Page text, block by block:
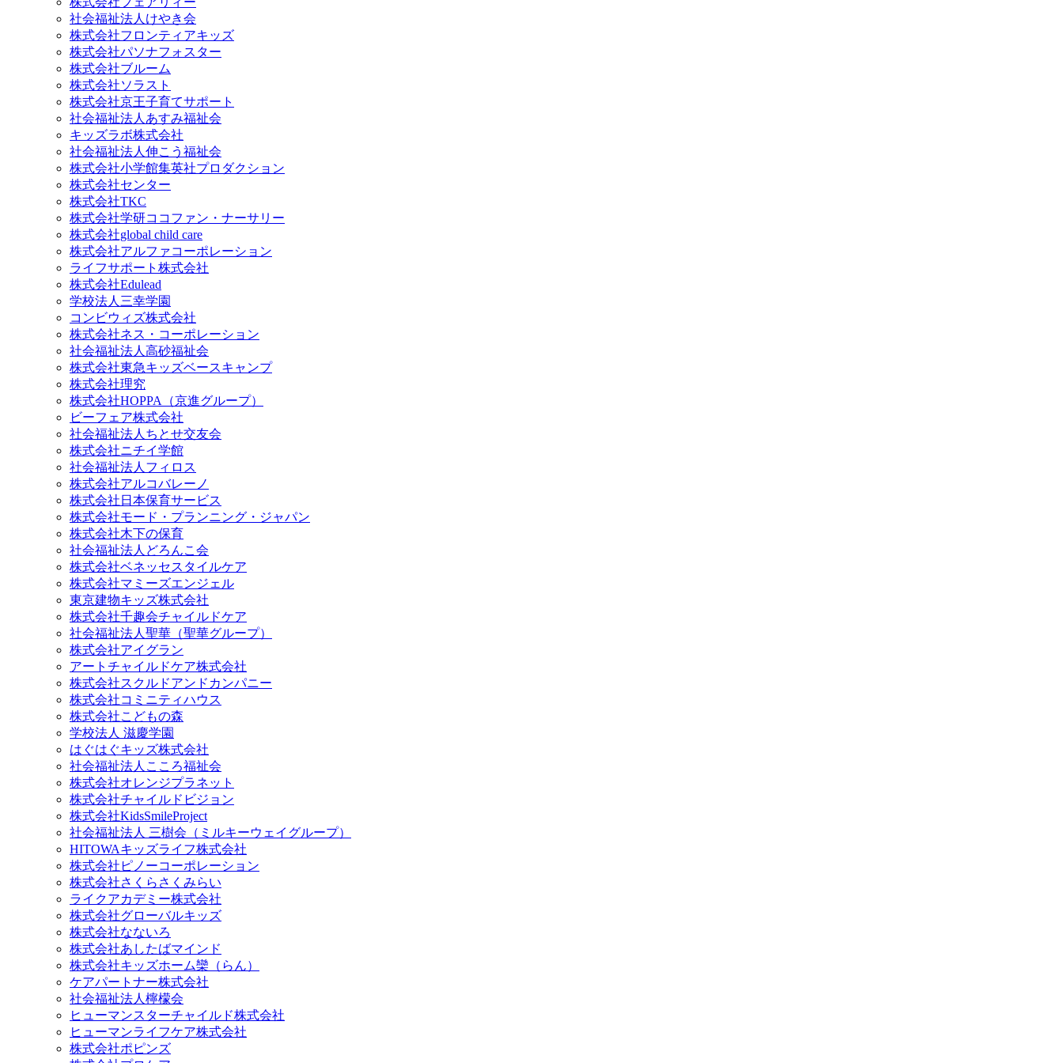
社会福祉法人けやき会
株式会社フロンティアキッズ
株式会社パソナフォスター
株式会社ブルーム
株式会社ソラスト
株式会社京王子育てサポート
社会福祉法人あすみ福祉会
キッズラボ株式会社
社会福祉法人伸こう福祉会
株式会社小学館集英社プロダクション
株式会社センター
株式会社TKC
株式会社学研ココファン・ナーサリー
株式会社global child care
株式会社アルファコーポレーション
ライフサポート株式会社
株式会社Edulead
学校法人三幸学園
コンビウィズ株式会社
株式会社ネス・コーポレーション
社会福祉法人高砂福祉会
株式会社東急キッズベースキャンプ
株式会社理究
株式会社HOPPA（京進グループ）
ビーフェア株式会社
社会福祉法人ちとせ交友会
株式会社ニチイ学館
社会福祉法人フィロス
株式会社アルコバレーノ
株式会社日本保育サービス
株式会社モード・プランニング・ジャパン
株式会社木下の保育
社会福祉法人どろんこ会
株式会社ベネッセスタイルケア
株式会社マミーズエンジェル
東京建物キッズ株式会社
株式会社千趣会チャイルドケア
社会福祉法人聖華（聖華グループ）
株式会社アイグラン
アートチャイルドケア株式会社
株式会社スクルドアンドカンパニー
株式会社コミニティハウス
株式会社こどもの森
学校法人 滋慶学園
はぐはぐキッズ株式会社
社会福祉法人こころ福祉会
株式会社オレンジプラネット
株式会社チャイルドビジョン
株式会社KidsSmileProject
社会福祉法人 三樹会（ミルキーウェイグループ）
HITOWAキッズライフ株式会社
株式会社ピノーコーポレーション
株式会社さくらさくみらい
ライクアカデミー株式会社
株式会社グローバルキッズ
株式会社なないろ
株式会社あしたばマインド
株式会社キッズホーム欒（らん）
ケアパートナー株式会社
社会福祉法人檸檬会
ヒューマンスターチャイルド株式会社
ヒューマンライフケア株式会社
株式会社ポピンズ